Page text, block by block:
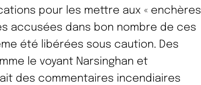
pour les mettre aux « enchères
accusées dans bon nombre de ces
été libérées sous caution. Des
le voyant Narsinghan et
des commentaires incendiaires